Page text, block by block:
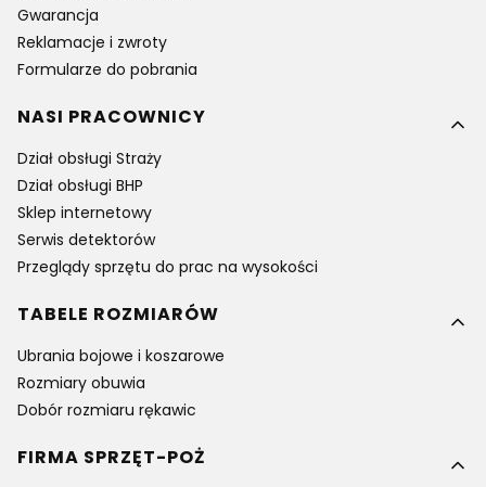
Gwarancja
Reklamacje i zwroty
Formularze do pobrania
NASI PRACOWNICY
Dział obsługi Straży
Dział obsługi BHP
Sklep internetowy
Serwis detektorów
Przeglądy sprzętu do prac na wysokości
TABELE ROZMIARÓW
Ubrania bojowe i koszarowe
Rozmiary obuwia
Dobór rozmiaru rękawic
FIRMA SPRZĘT-POŻ